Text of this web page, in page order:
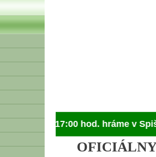
o 17:00 hod. hráme v